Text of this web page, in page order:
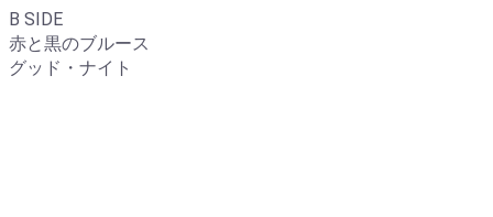
B SIDE
赤と黒のブルース
グッド・ナイト